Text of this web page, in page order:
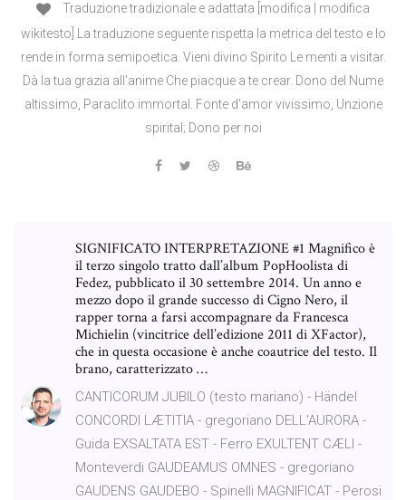
Traduzione tradizionale e adattata [modifica | modifica
wikitesto] La traduzione seguente rispetta la metrica del testo e lo
rende in forma semipoetica. Vieni divino Spirito Le menti a visitar.
Dà la tua grazia all'anime Che piacque a te crear. Dono del Nume
altissimo, Paraclito immortal. Fonte d'amor vivissimo, Unzione
spirital; Dono per noi
SIGNIFICATO INTERPRETAZIONE #1 Magnifico è
il terzo singolo tratto dall’album Pop­Hoolista di
Fedez, pubblicato il 30 settembre 2014. Un anno e
mezzo dopo il grande successo di Cigno Nero, il
rapper torna a farsi accompagnare da Francesca
Michielin (vincitrice dell’edizione 2011 di X­Factor),
che in questa occasione è anche coautrice del testo. Il
brano, caratterizzato …
CANTICORUM JUBILO (testo mariano) - Händel
CONCORDI LÆTITIA - gregoriano DELL'AURORA -
Guida EXSALTATA EST - Ferro EXULTENT CÆLI -
Monteverdi GAUDEAMUS OMNES - gregoriano
GAUDENS GAUDEBO - Spinelli MAGNIFICAT - Perosi